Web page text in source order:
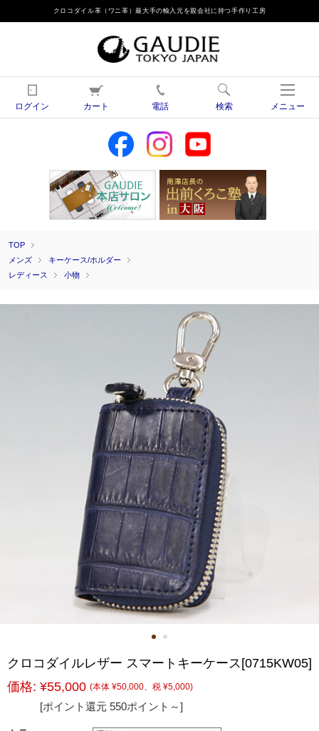
クロコダイル革（ワニ革）最大手の輸入元を親会社に持つ手作り工房
ログイン カート 電話 検索 メニュー
TOP
メンズ
キーケース/ホルダー
レディース
小物
クロコダイルレザー スマートキーケース[0715KW05]
価格: ¥55,000 (本体 ¥50,000、税 ¥5,000)
[ポイント還元 550ポイント～]